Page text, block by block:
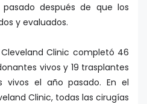
después de que los
y evaluados.
Clinic completó 46
vivos y 19 trasplantes
vivos el año pasado. En el
Clinic, todas las cirugías